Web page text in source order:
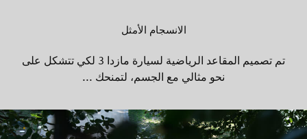
الانسجام الأمثل
تم تصميم المقاعد الرياضية لسيارة مازدا 3 لكي تتشكل على
نحو مثالي مع الجسم، لتمنحك ...